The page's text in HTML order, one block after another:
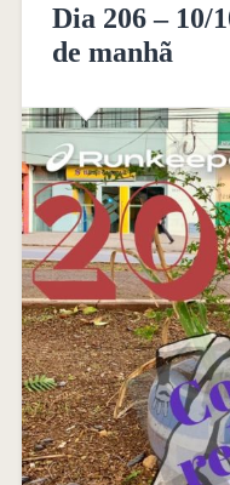
Dia 206 – 10/
de manhã